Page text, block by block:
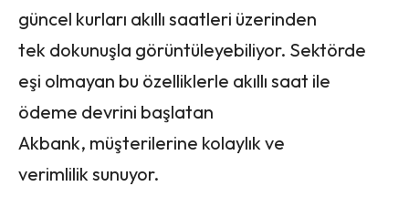
güncel kurları akıllı saatleri üzerinden
tek dokunuşla görüntüleyebiliyor. Sektörde
eşi olmayan bu özelliklerle akıllı saat ile
ödeme devrini başlatan
Akbank, müşterilerine kolaylık ve
verimlilik sunuyor.